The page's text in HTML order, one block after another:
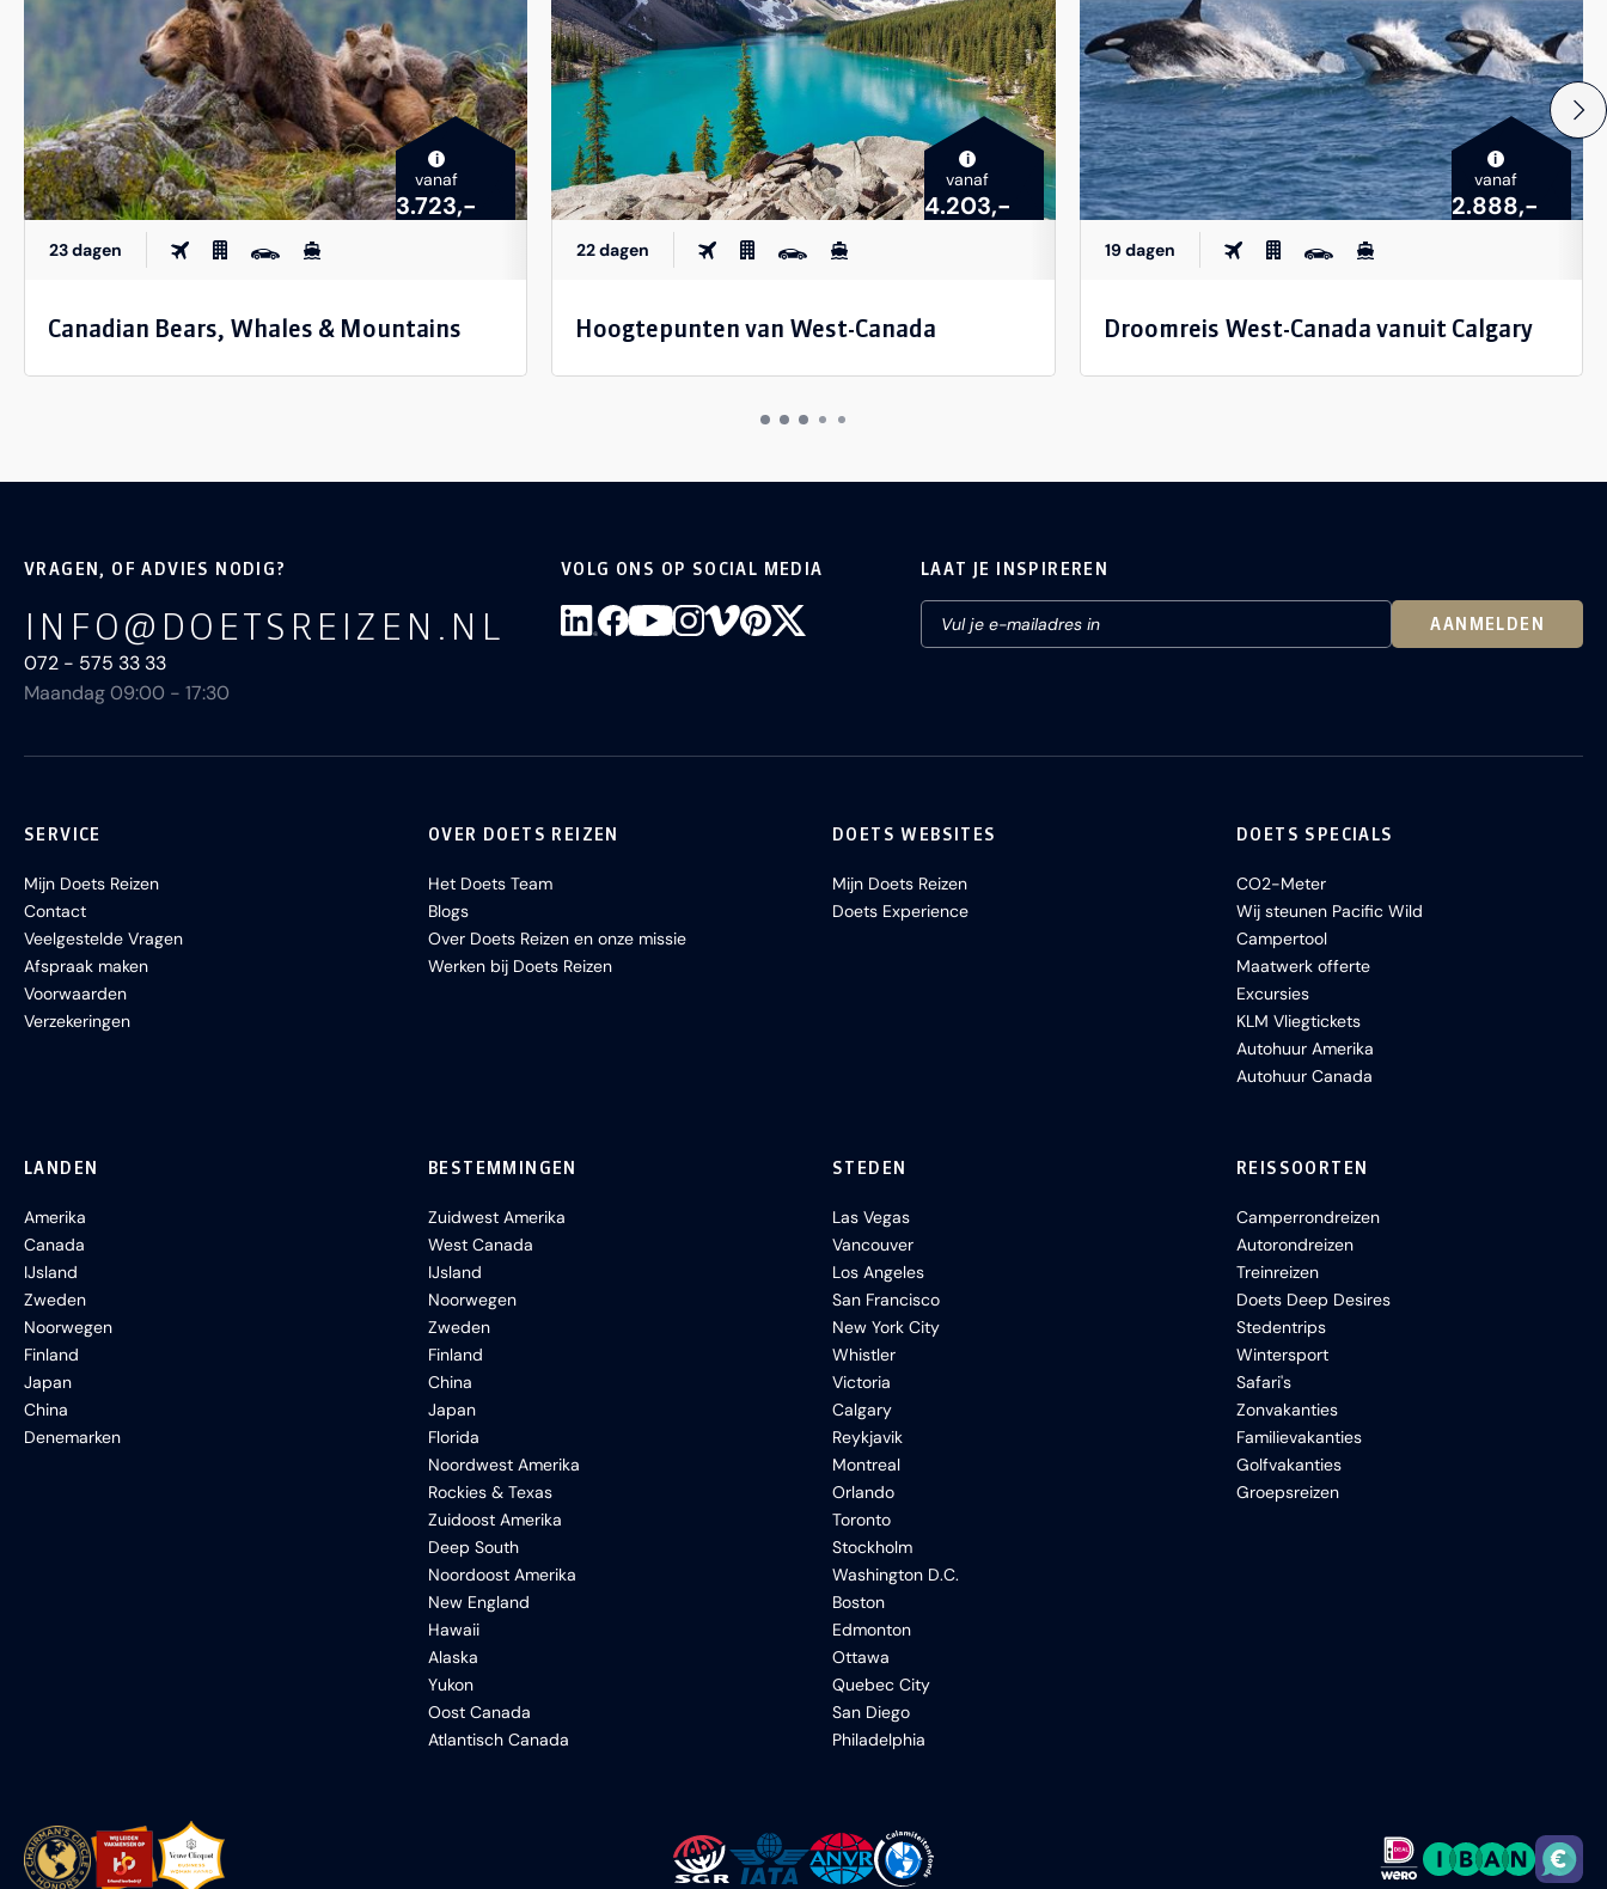
i
vanaf
3.723,-
23 dagen
Canadian Bears, Whales & Mountains
i
vanaf
4.203,-
22 dagen
Hoogtepunten van West-Canada
i
vanaf
2.888,-
19 dagen
Droomreis West-Canada vanuit Calgary
VRAGEN, OF ADVIES NODIG?
INFO@DOETSREIZEN.NL
072 - 575 33 33
Maandag 09:00 - 17:30
VOLG ONS OP SOCIAL MEDIA LAAT JE INSPIREREN
AANMELDEN
SERVICE
Mijn Doets Reizen
Contact
Veelgestelde Vragen
Afspraak maken
Voorwaarden
Verzekeringen
OVER DOETS REIZEN
Het Doets Team
Blogs
Over Doets Reizen en onze missie
Werken bij Doets Reizen
DOETS WEBSITES
Mijn Doets Reizen
Doets Experience
DOETS SPECIALS
CO2-Meter
Wij steunen Pacific Wild
Campertool
Maatwerk offerte
Excursies
KLM Vliegtickets
Autohuur Amerika
Autohuur Canada
LANDEN
Amerika
Canada
IJsland
Zweden
Noorwegen
Finland
Japan
China
Denemarken
BESTEMMINGEN
Zuidwest Amerika
West Canada
IJsland
Noorwegen
Zweden
Finland
China
Japan
Florida
Noordwest Amerika
Rockies & Texas
Zuidoost Amerika
Deep South
Noordoost Amerika
New England
Hawaii
Alaska
Yukon
Oost Canada
Atlantisch Canada
STEDEN
Las Vegas
Vancouver
Los Angeles
San Francisco
New York City
Whistler
Victoria
Calgary
Reykjavik
Montreal
Orlando
Toronto
Stockholm
Washington D.C.
Boston
Edmonton
Ottawa
Quebec City
San Diego
Philadelphia
REISSOORTEN
Camperrondreizen
Autorondreizen
Treinreizen
Doets Deep Desires
Stedentrips
Wintersport
Safari's
Zonvakanties
Familievakanties
Golfvakanties
Groepsreizen